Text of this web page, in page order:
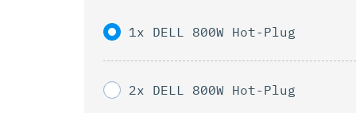
1x DELL 800W Hot-Plug
2x DELL 800W Hot-Plug